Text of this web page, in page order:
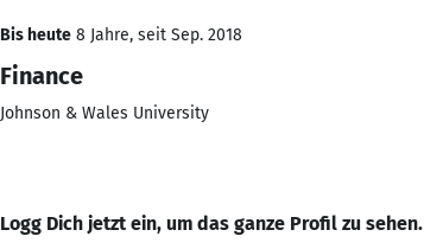
Bis heute 8 Jahre, seit Sep. 2018
Finance
Johnson & Wales University
Logg Dich jetzt ein, um das ganze Profil zu sehen.